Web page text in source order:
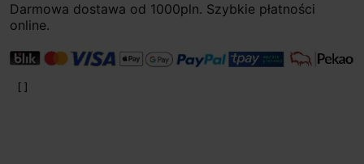
Darmowa dostawa od 1000pln. Szybkie płatności
online.